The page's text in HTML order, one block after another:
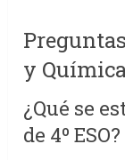
y
¿Qué se
de 4º ESO?